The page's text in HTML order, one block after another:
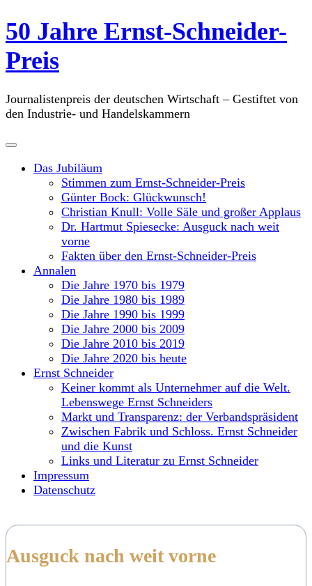
Skip
to
content
50 Jahre Ernst-Schneider-
Preis
Journalistenpreis der deutschen Wirtschaft – Gestiftet von
den Industrie- und Handelskammern
Das Jubiläum
Stimmen zum Ernst-Schneider-Preis
Günter Bock: Glückwunsch!
Christian Knull: Volle Säle und großer Applaus
Dr. Hartmut Spiesecke: Ausguck nach weit
vorne
Fakten über den Ernst-Schneider-Preis
Annalen
Die Jahre 1970 bis 1979
Die Jahre 1980 bis 1989
Die Jahre 1990 bis 1999
Die Jahre 2000 bis 2009
Die Jahre 2010 bis 2019
Die Jahre 2020 bis heute
Ernst Schneider
Keiner kommt als Unternehmer auf die Welt.
Lebenswege Ernst Schneiders
Markt und Transparenz: der Verbandspräsident
Zwischen Fabrik und Schloss. Ernst Schneider
und die Kunst
Links und Literatur zu Ernst Schneider
Impressum
Datenschutz
Ausguck nach weit vorne